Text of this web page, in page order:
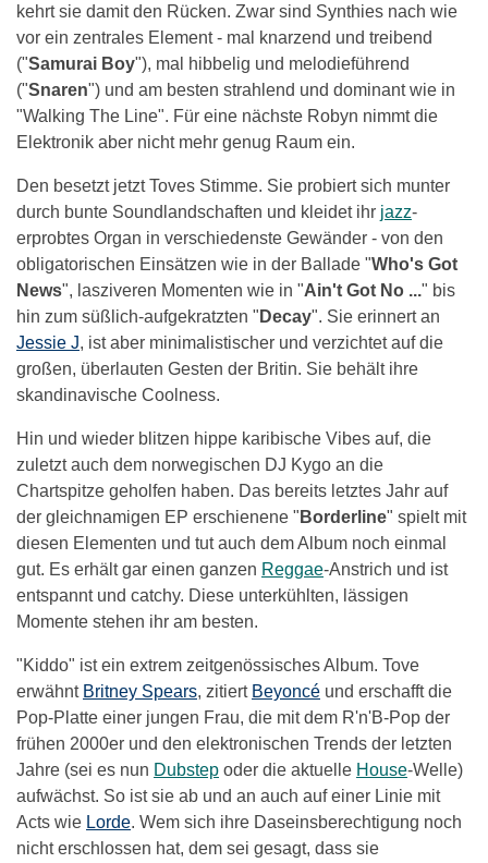
kehrt sie damit den Rücken. Zwar sind Synthies nach wie
vor ein zentrales Element - mal knarzend und treibend
("Samurai Boy"), mal hibbelig und melodieführend
("Snaren") und am besten strahlend und dominant wie in
"Walking The Line". Für eine nächste Robyn nimmt die
Elektronik aber nicht mehr genug Raum ein.
Den besetzt jetzt Toves Stimme. Sie probiert sich munter
durch bunte Soundlandschaften und kleidet ihr jazz-
erprobtes Organ in verschiedenste Gewänder - von den
obligatorischen Einsätzen wie in der Ballade "Who's Got
News", lasziveren Momenten wie in "Ain't Got No ..." bis
hin zum süßlich-aufgekratzten " Decay". Sie erinnert an
Jessie J, ist aber minimalistischer und verzichtet auf die
großen, überlauten Gesten der Britin. Sie behält ihre
skandinavische Coolness.
Hin und wieder blitzen hippe karibische Vibes auf, die
zuletzt auch dem norwegischen DJ Kygo an die
Chartspitze geholfen haben. Das bereits letztes Jahr auf
der gleichnamigen EP erschienene " Borderline" spielt mit
diesen Elementen und tut auch dem Album noch einmal
gut. Es erhält gar einen ganzen Reggae-Anstrich und ist
entspannt und catchy. Diese unterkühlten, lässigen
Momente stehen ihr am besten.
"Kiddo" ist ein extrem zeitgenössisches Album. Tove
erwähnt Britney Spears, zitiert Beyoncé und erschafft die
Pop-Platte einer jungen Frau, die mit dem R'n'B-Pop der
frühen 2000er und den elektronischen Trends der letzten
Jahre (sei es nun Dubstep oder die aktuelle House-Welle)
aufwächst. So ist sie ab und an auch auf einer Linie mit
Acts wie Lorde. Wem sich ihre Daseinsberechtigung noch
nicht erschlossen hat, dem sei gesagt, dass sie